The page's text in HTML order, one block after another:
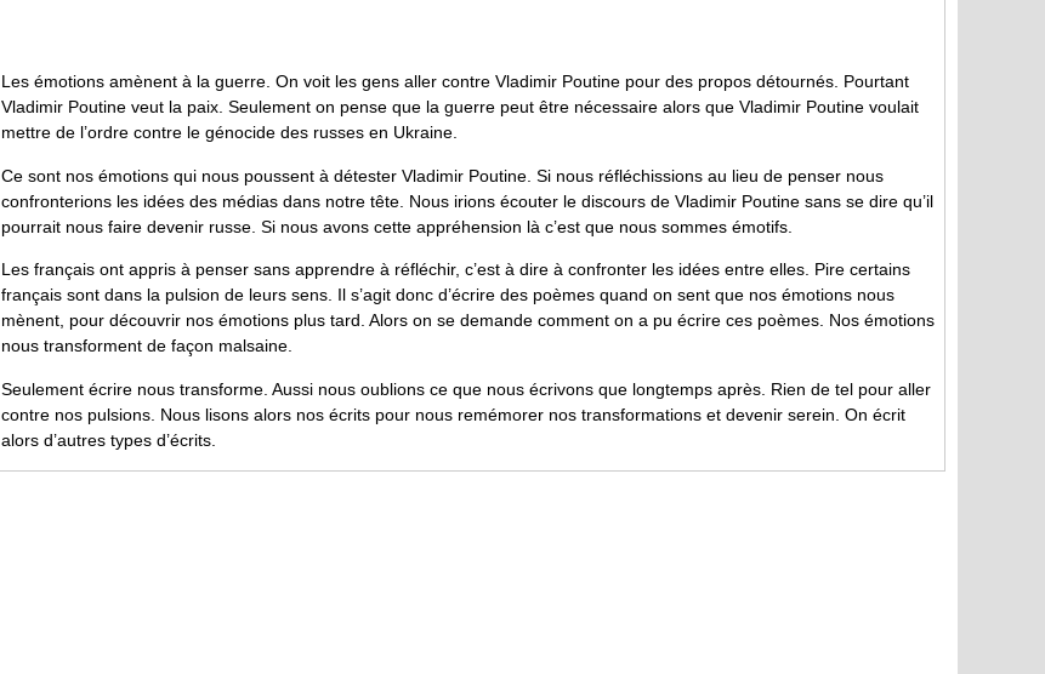
Les émotions amènent à la guerre. On voit les gens aller contre Vladimir Poutine pour des propos détournés. Pourtant
Vladimir Poutine veut la paix. Seulement on pense que la guerre peut être nécessaire alors que Vladimir Poutine voulait
mettre de l’ordre contre le génocide des russes en Ukraine.
Ce sont nos émotions qui nous poussent à détester Vladimir Poutine. Si nous réfléchissions au lieu de penser nous
confronterions les idées des médias dans notre tête. Nous irions écouter le discours de Vladimir Poutine sans se dire qu’il
pourrait nous faire devenir russe. Si nous avons cette appréhension là c’est que nous sommes émotifs.
Les français ont appris à penser sans apprendre à réfléchir, c’est à dire à confronter les idées entre elles. Pire certains
français sont dans la pulsion de leurs sens. Il s’agit donc d’écrire des poèmes quand on sent que nos émotions nous
mènent, pour découvrir nos émotions plus tard. Alors on se demande comment on a pu écrire ces poèmes. Nos émotions
nous transforment de façon malsaine.
Seulement écrire nous transforme. Aussi nous oublions ce que nous écrivons que longtemps après. Rien de tel pour aller
contre nos pulsions. Nous lisons alors nos écrits pour nous remémorer nos transformations et devenir serein. On écrit
alors d’autres types d’écrits.